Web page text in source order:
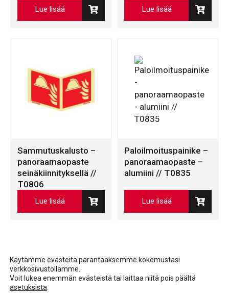
Lue lisää Lue lisää
Sammutuskalusto –
panoraamaopaste
seinäkiinnityksellä //
T0806
Lue lisää
Paloilmoituspainike –
panoraamaopaste –
alumiini // T0835
Lue lisää
Käytämme evästeitä parantaaksemme kokemustasi
verkkosivustollamme.
Voit lukea enemmän evästeistä tai laittaa niitä pois päältä
asetuksista